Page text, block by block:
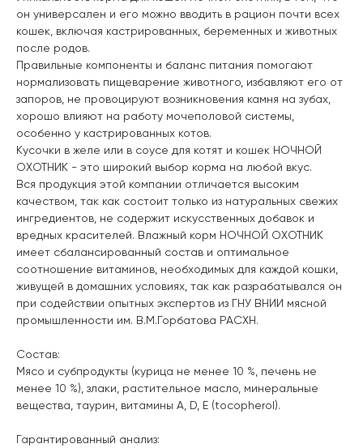
он универсален и его можно вводить в рацион почти всех
кошек, включая кастрированных, беременных и животных
после родов.
Правильные компоненты и баланс питания помогают
нормализовать пищеварение животного, избавляют его от
запоров, не провоцируют возникновения камня на зубах,
хорошо влияют на работу мочеполовой системы,
особенно у кастрированных котов.
Кусочки в желе или в соусе для котят и кошек НОЧНОЙ
ОХОТНИК - это широкий выбор корма на любой вкус.
Вся продукция этой компании отличается высоким
качеством, так как состоит только из натуральных свежих
ингредиентов, не содержит искусственных добавок и
вредных красителей. Влажный корм НОЧНОЙ ОХОТНИК
имеет сбалансированный состав и оптимальное
соотношение витаминов, необходимых для каждой кошки,
живущей в домашних условиях, так как разрабатывался он
при содействии опытных экспертов из ГНУ ВНИИ мясной
промышленности им. В.М.Горбатова РАСХН.
Состав:
Мясо и субпродукты (курица не менее 10 %, печень не
менее 10 %), злаки, растительное масло, минеральные
вещества, таурин, витамины А, D, E (tocopherol).
Гарантированный анализ: